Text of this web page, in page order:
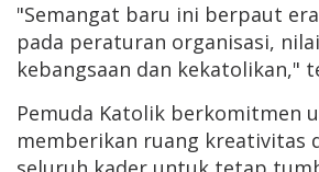
"Semangat baru ini berpaut
pada peraturan organisasi,
kebangsaan dan kekatolikan,"
Pemuda Katolik berkomitmen
memberikan ruang kreativitas